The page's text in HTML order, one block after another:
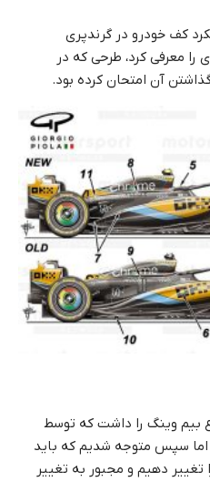
کف خودرو در گرندپری
را معرفی کرد، طرحی که در
آن امتحان کرده بود.
این نوع بیم وینگ را داشت که توسط
اما سپس متوجه شدیم که باید
دهیم و مجبور به تغییر